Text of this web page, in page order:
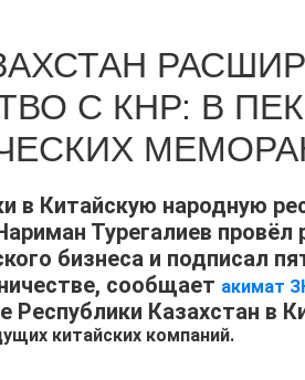
С КНР: В
в Китайскую народную
Турегалиев провёл
бизнеса и подписал
сообщает акимат
Республики Казахстан в
китайских компаний.